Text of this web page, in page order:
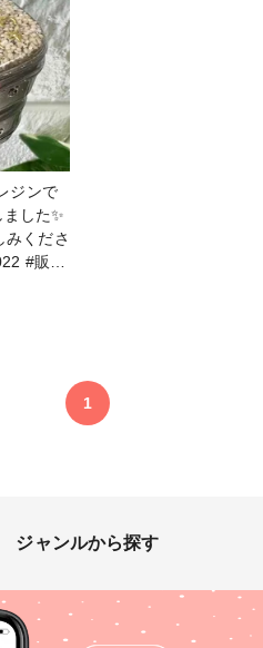
した✨
みくださ
薬入れ
1
ジャンルから探す